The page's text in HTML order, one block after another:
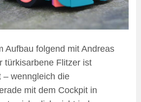
Aufbau folgend mit Andreas
türkisarbene Flitzer ist
– wenngleich die
mit dem Cockpit in